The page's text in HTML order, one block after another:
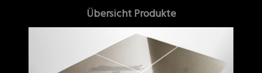
Übersicht Produkte